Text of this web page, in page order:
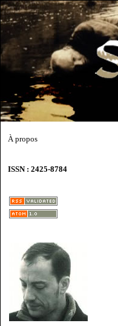
À propos
ISSN : 2425-8784